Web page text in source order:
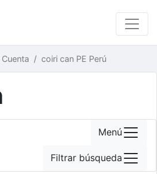
Cuenta coiri can PE Perú
Menú
Filtrar búsqueda